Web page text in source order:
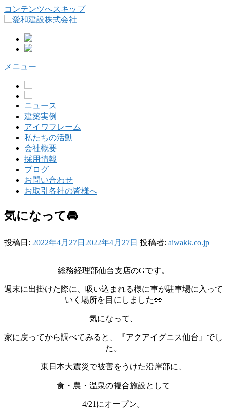
コンテンツへスキップ
メニュー
ニュース
建築実例
アイワフレーム
私たちの活動
会社概要
採用情報
ブログ
お問い合わせ
お取引各社の皆様へ
気になって🚘
投稿日: 2022年4月27日 2022年4月27日 投稿者: aiwakk.co.jp
総務経理部仙台支店のGです。
週末に出掛けた際に、吸い込まれる様に車が駐車場に入って
いく場所を目にしました👀
気になって、
家に戻ってから調べてみると、『アクアイグニス仙台』でし
た。
東日本大震災で被害をうけた沿岸部に、
食・農・温泉の複合施設として
4/21にオープン。